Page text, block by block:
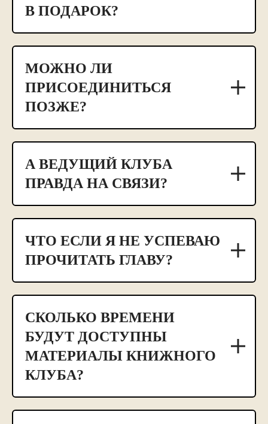
В ПОДАРОК?
МОЖНО ЛИ
ПРИСОЕДИНИТЬСЯ
ПОЗЖЕ?
А ВЕДУЩИЙ КЛУБА
ПРАВДА НА СВЯЗИ?
ЧТО ЕСЛИ Я НЕ УСПЕВАЮ
ПРОЧИТАТЬ ГЛАВУ?
СКОЛЬКО ВРЕМЕНИ
БУДУТ ДОСТУПНЫ
МАТЕРИАЛЫ КНИЖНОГО
КЛУБА?